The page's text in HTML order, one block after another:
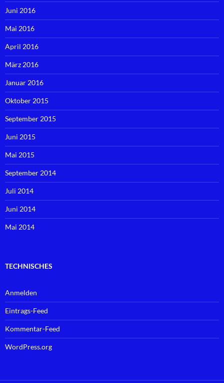
Juni 2016
Mai 2016
April 2016
März 2016
Januar 2016
Oktober 2015
September 2015
Juni 2015
Mai 2015
September 2014
Juli 2014
Juni 2014
Mai 2014
TECHNISCHES
Anmelden
Eintrags-Feed
Kommentar-Feed
WordPress.org